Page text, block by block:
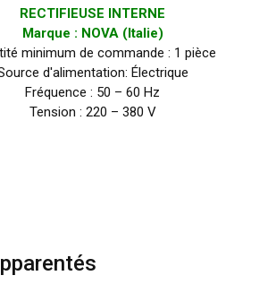
RECTIFIEUSE INTERNE
Marque : NOVA (Italie)
minimum de commande : 1 pièce
d'alimentation: Électrique
Fréquence : 50 – 60 Hz
Tension : 220 – 380 V